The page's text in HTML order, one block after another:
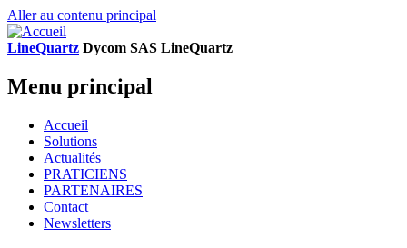
Aller au contenu principal
LineQuartz Dycom SAS LineQuartz
Menu principal
Accueil
Solutions
Actualités
PRATICIENS
PARTENAIRES
Contact
Newsletters